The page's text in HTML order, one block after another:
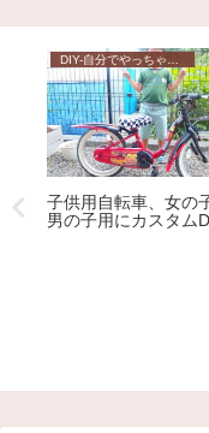
DIY-自分でやっちゃおう
やってみたら簡単！
い！椅子の座面のカ